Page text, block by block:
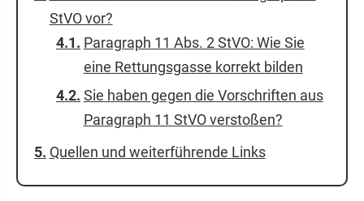
StVO vor?
Paragraph 11 Abs. 2 StVO: Wie Sie
eine Rettungsgasse korrekt bilden
Sie haben gegen die Vorschriften aus
Paragraph 11 StVO verstoßen?
Quellen und weiterführende Links